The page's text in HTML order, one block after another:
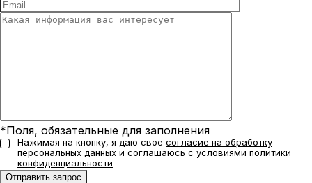
*Поля, обязательные для заполнения
Нажимая на кнопку, я даю свое согласие на обработку
персональных данных и соглашаюсь с условиями политики
конфиденциальности